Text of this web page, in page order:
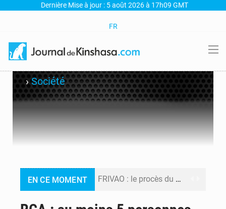
Dernière Mise à jour : 5 août 2026 à 17h09 GMT
FR
›Société
EN CE MOMENT FRIVAO : le procès du détournement de 325 millions de dollars reporté à la mi-août